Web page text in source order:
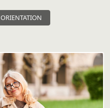
ORIENTATION